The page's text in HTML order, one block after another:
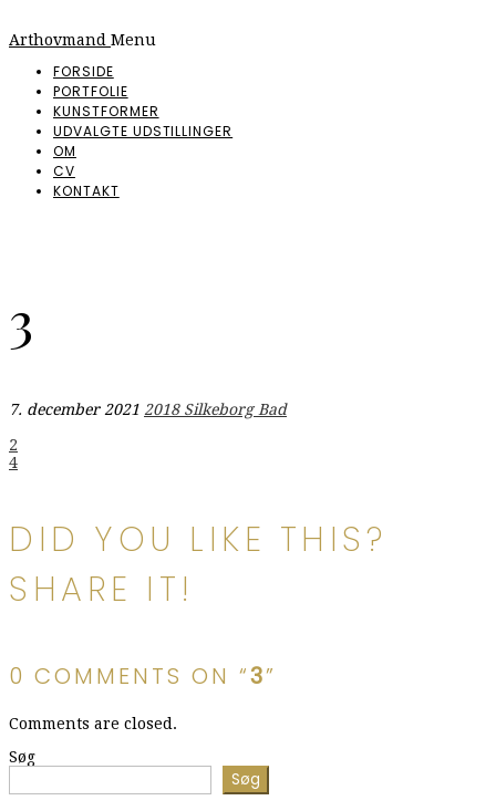
Arthovmand Menu
FORSIDE
PORTFOLIE
KUNSTFORMER
UDVALGTE UDSTILLINGER
OM
CV
KONTAKT
3
7. december 2021 2018 Silkeborg Bad
Indlægsnavigation
2
4
DID YOU LIKE THIS?
SHARE IT!
0 COMMENTS ON “3”
Comments are closed.
Søg
Søg